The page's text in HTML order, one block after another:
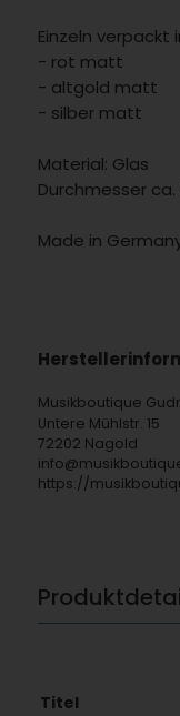
Einzeln verpackt
- rot matt
- altgold matt
- silber matt
Material: Glas
Durchmesser
Made in
Musikboutique
Untere Mühlstr. 15
72202 Nagold
https://
Titel